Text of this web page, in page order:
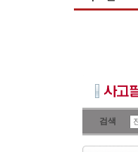
검색